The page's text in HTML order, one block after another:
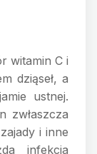
witamin C i
dziąseł, a
ustnej.
zwłaszcza
i inne
infekcja